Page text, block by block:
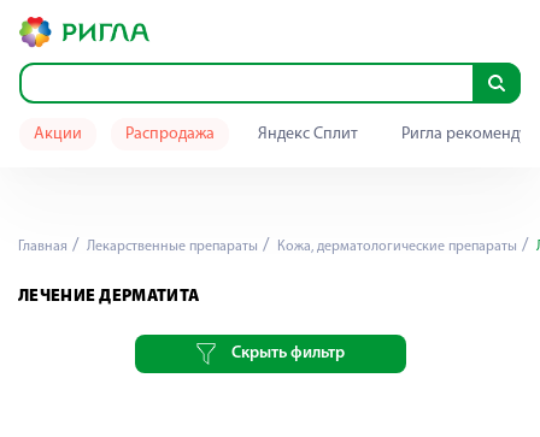
Акции Распродажа Яндекс Сплит Ригла
Главная Лекарственные препараты Кожа, дерматологические препараты
ЛЕЧЕНИЕ ДЕРМАТИТА
Скрыть фильтр